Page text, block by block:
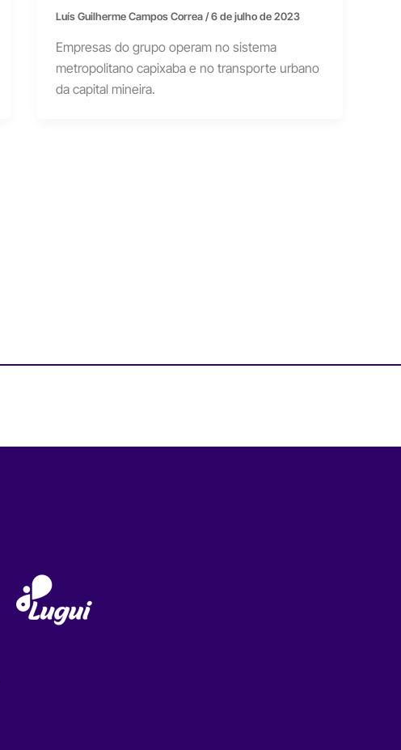
Luís Guilherme Campos Correa/6 de julho de 2023
Empresas do grupo operam no sistema
metropolitano capixaba e no transporte urbano
da capital mineira.